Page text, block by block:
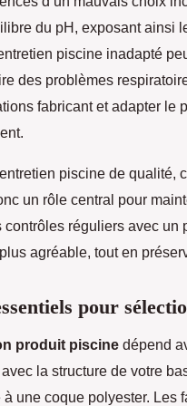
du pH, exposant ainsi
piscine inadapté
des problèmes
fabricant et adapter le
piscine de
un rôle central pour
contrôles réguliers avec un
agréable, tout en
pour
produit piscine dépend
la structure de votre
une coque polyester. Les